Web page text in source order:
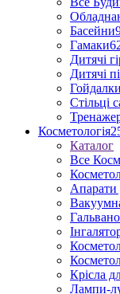
Басейни
Гамаки
Дитячі
Дитячі
Гойдалки
Стільці
Косметологія
Каталог
Все
Апарати
Крісла
Лампи-